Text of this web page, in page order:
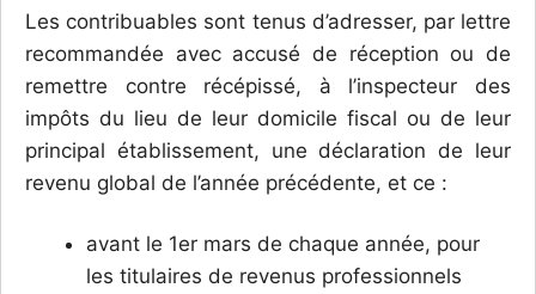
Les contribuables sont tenus d’adresser, par lettre
recommandée avec accusé de réception ou de
remettre contre récépissé, à l’inspecteur des
impôts du lieu de leur domicile fiscal ou de leur
principal établissement, une déclaration de leur
revenu global de l’année précédente, et ce :
avant le 1er mars de chaque année, pour
les titulaires de revenus professionnels